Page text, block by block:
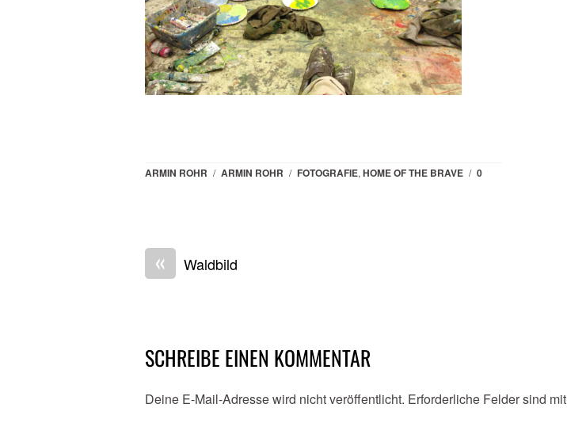
ARMIN ROHR / ARMIN ROHR / FOTOGRAFIE, HOME OF THE BRAVE / 0
« Waldbild
SCHREIBE EINEN KOMMENTAR
Deine E-Mail-Adresse wird nicht veröffentlicht. Erforderliche Felder sind mit